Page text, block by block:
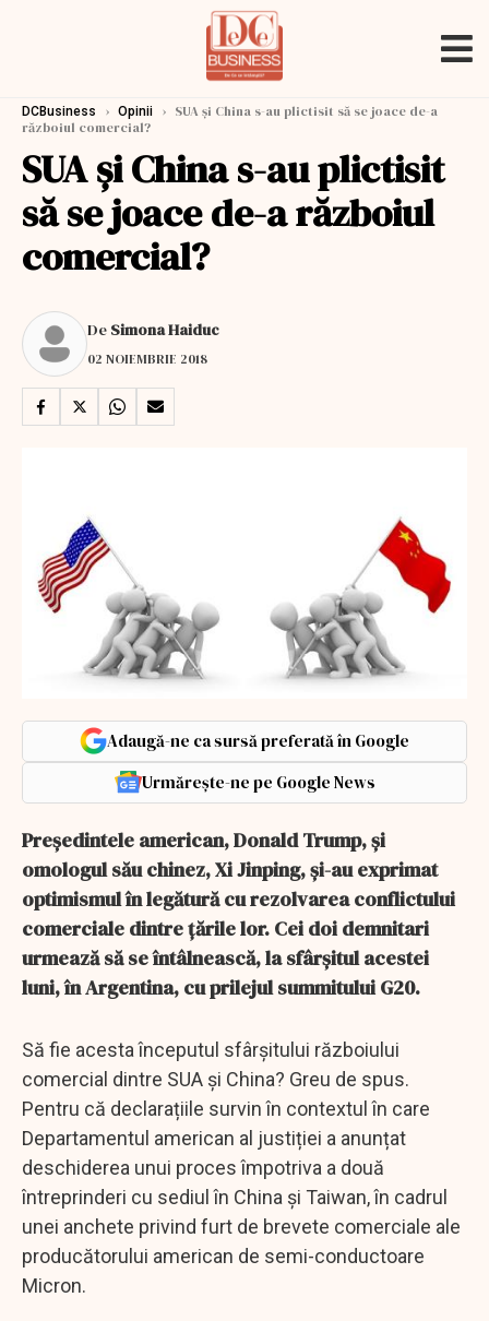
DCBusiness › Opinii › SUA și China s-au plictisit să se joace de-a
războiul comercial?
SUA și China s-au plictisit
să se joace de-a războiul
comercial?
De Simona Haiduc
02 NOIEMBRIE 2018
Adaugă-ne ca sursă preferată în Google
Urmărește-ne pe Google News
Președintele american, Donald Trump, și
omologul său chinez, Xi Jinping, și-au exprimat
optimismul în legătură cu rezolvarea conflictului
comerciale dintre țările lor. Cei doi demnitari
urmează să se întâlnească, la sfârșitul acestei
luni, în Argentina, cu prilejul summitului G20.
Să fie acesta începutul sfârșitului războiului
comercial dintre SUA și China? Greu de spus.
Pentru că declarațiile survin în contextul în care
Departamentul american al justiției a anunțat
deschiderea unui proces împotriva a două
întreprinderi cu sediul în China și Taiwan, în cadrul
unei anchete privind furt de brevete comerciale ale
producătorului american de semi-conductoare
Micron.